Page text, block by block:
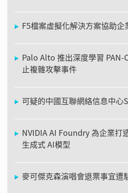
F5檔案虛擬化解決方案協助企
Palo Alto 推出深度學習
止複雜攻擊事件
可疑的中國互聯網絡信息中心
NVIDIA AI Foundry 為企業打
生成式 AI模型
麥可傑克森演唱會退票事宜遭